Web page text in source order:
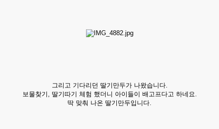
그리고 기다리던 딸기만두가 나왔습니다.
보물찾기, 딸기따기 체험 했더니 아이들이 배고프다고 하네요.
딱 맞춰 나온 딸기만두입니다.